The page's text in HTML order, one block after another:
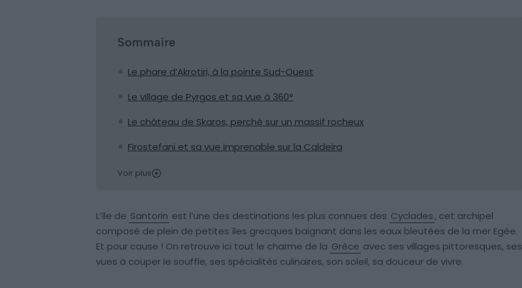
Sommaire
Le phare d’Akrotiri, à la pointe Sud-Ouest
Le village de Pyrgos et sa vue à 360°
Le château de Skaros, perché sur un massif rocheux
Firostefani et sa vue imprenable sur la Caldeira
Voir plus
L’île de Santorin est l’une des destinations les plus connues des Cyclades, cet archipel
composé de plein de petites îles grecques baignant dans les eaux bleutées de la mer Egée.
Et pour cause ! On retrouve ici tout le charme de la Grèce avec ses villages pittoresques, ses
vues à couper le souffle, ses spécialités culinaires, son soleil, sa douceur de vivre.